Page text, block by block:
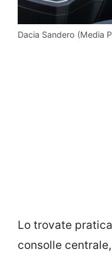
Dacia Sandero (Media
Lo trovate
consolle